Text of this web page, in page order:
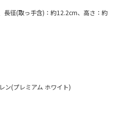
長径(取っ手含)：約12.2cm、高さ：約
ン(プレミアム ホワイト)